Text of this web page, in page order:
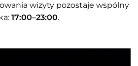
wizyty pozostaje wspólny
17:00–23:00.